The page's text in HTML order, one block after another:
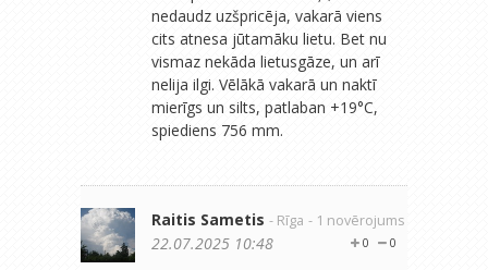
nedaudz uzšpricēja, vakarā viens
cits atnesa jūtamāku lietu. Bet nu
vismaz nekāda lietusgāze, un arī
nelija ilgi. Vēlākā vakarā un naktī
mierīgs un silts, patlaban +19°C,
spiediens 756 mm.
Raitis Sametis - Rīga - 1 novērojums
0
0
22.07.2025 10:48